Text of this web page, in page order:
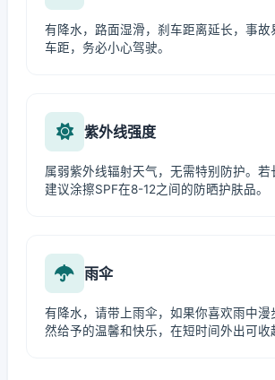
有降水，路面湿滑，刹车距离延长，事故
车距，务必小心驾驶。
紫外线强度
属弱紫外线辐射天气，无需特别防护。若
建议涂擦SPF在8-12之间的防晒护肤品。
雨伞
有降水，请带上雨伞，如果你喜欢雨中漫
然给予的温馨和快乐，在短时间外出可收